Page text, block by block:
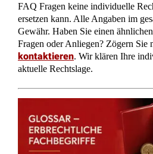
FAQ Fragen keine individuelle
ersetzen kann. Alle Angaben im
Gewähr. Haben Sie einen
Fragen oder Anliegen? Zögern Sie
kontaktieren. Wir klären Ihre
aktuelle Rechtslage.